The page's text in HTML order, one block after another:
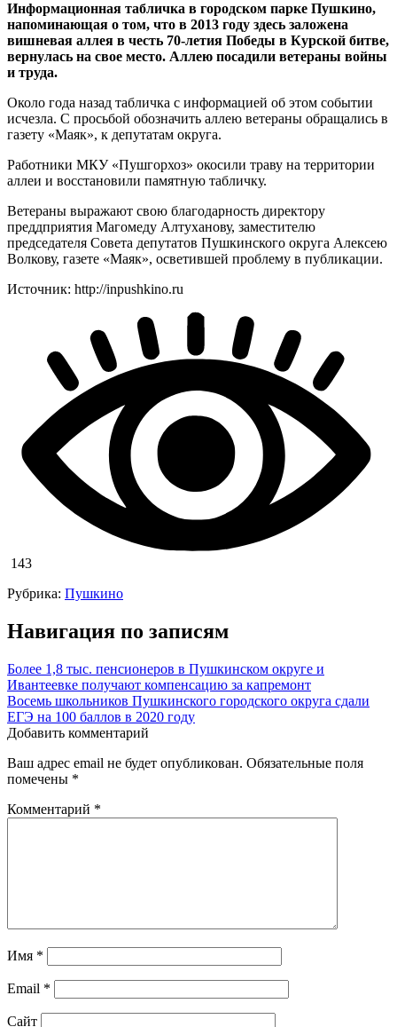
Информационная табличка в городском парке Пушкино,
напоминающая о том, что в 2013 году здесь заложена
вишневая аллея в честь 70-летия Победы в Курской битве,
вернулась на свое место. Аллею посадили ветераны войны
и труда.
Около года назад табличка с информацией об этом событии
исчезла. С просьбой обозначить аллею ветераны обращались в
газету «Маяк», к депутатам округа.
Работники МКУ «Пушгорхоз» окосили траву на территории
аллеи и восстановили памятную табличку.
Ветераны выражают свою благодарность директору
преддприятия Магомеду Алтуханову, заместителю
председателя Совета депутатов Пушкинского округа Алексею
Волкову, газете «Маяк», осветившей проблему в публикации.
Источник: http://inpushkino.ru
143
Рубрика: Пушкино
Навигация по записям
Более 1,8 тыс. пенсионеров в Пушкинском округе и
Ивантеевке получают компенсацию за капремонт
Восемь школьников Пушкинского городского округа сдали
ЕГЭ на 100 баллов в 2020 году
Добавить комментарий
Ваш адрес email не будет опубликован. Обязательные поля
помечены *
Комментарий *
Имя *
Email *
Сайт